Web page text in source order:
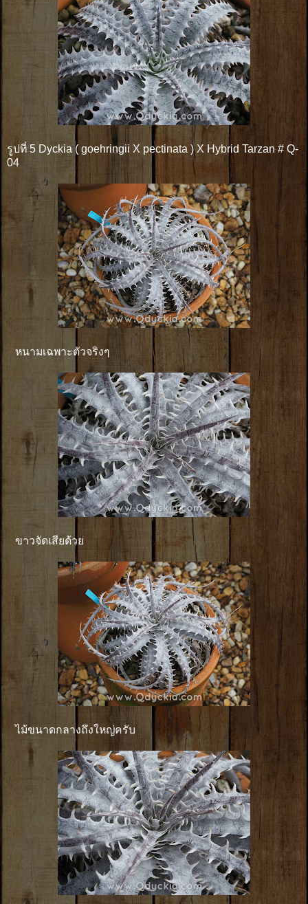
รูปที่ 5 Dyckia ( goehringii X pectinata ) X Hybrid Tarzan # Q-
04
หนามเฉพาะตัวจริงๆ
ขาวจัดเสียด้วย
ไม้ขนาดกลางถึงใหญ่ครับ